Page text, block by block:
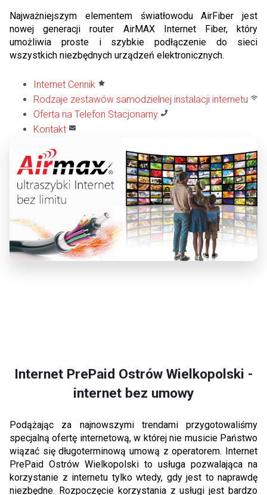
Najważniejszym elementem światłowodu AirFiber jest
nowej generacji router AirMAX Internet Fiber, który
umożliwia proste i szybkie podłączenie do sieci
wszystkich niezbędnych urządzeń elektronicznych.
Internet Cennik
Rodzaje zestawów samodzielnej instalacji internetu
Oferta na Telefon Stacjonarny
Kontakt
Internet PrePaid Ostrów Wielkopolski -
internet bez umowy
Podążając za najnowszymi trendami przygotowaliśmy
specjalną ofertę internetową, w której nie musicie Państwo
wiązać się długoterminową umową z operatorem. Internet
PrePaid Ostrów Wielkopolski to usługa pozwalająca na
korzystanie z internetu tylko wtedy, gdy jest to naprawdę
niezbędne. Rozpoczęcie korzystania z usługi jest bardzo